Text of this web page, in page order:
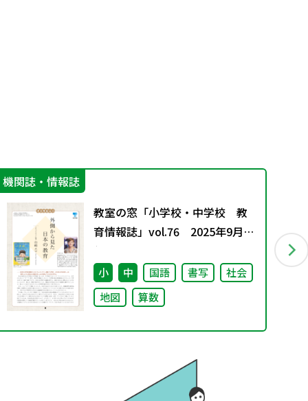
機関誌・情報誌
教室の窓「小学校・中学校 教
育情報誌」vol.76 2025年9月発
行
小 中 国語 書写
社会
地図
算数